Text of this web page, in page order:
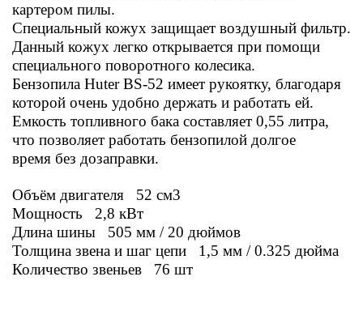
картером пилы.
Специальный кожух защищает воздушный фильтр.
Данный кожух легко открывается при помощи
специального поворотного колесика.
Бензопила Huter BS-52 имеет рукоятку, благодаря
которой очень удобно держать и работать ей.
Емкость топливного бака составляет 0,55 литра,
что позволяет работать бензопилой долгое
время без дозаправки.
Объём двигателя 52 см3
Мощность 2,8 кВт
Длина шины 505 мм / 20 дюймов
Толщина звена и шаг цепи 1,5 мм / 0.325 дюйма
Количество звеньев 76 шт